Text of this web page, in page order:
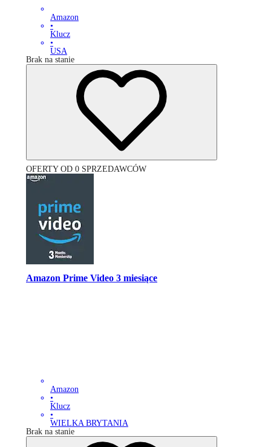
Amazon
•
Klucz
•
USA
Brak na stanie
OFERTY OD 0 SPRZEDAWCÓW
Amazon Prime Video 3 miesiące
Amazon
•
Klucz
•
WIELKA BRYTANIA
Brak na stanie